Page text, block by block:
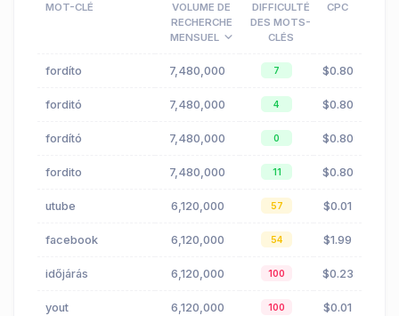
MOT-CLÉ
VOLUME DE
RECHERCHE
MENSUEL
DIFFICULTÉ
DES MOTS-
CLÉS
CPC
fordíto 7,480,000 7 $0.80
forditó 7,480,000 4 $0.80
fordító 7,480,000 0 $0.80
fordito 7,480,000 11 $0.80
utube 6,120,000 57 $0.01
facebook 6,120,000 54 $1.99
időjárás 6,120,000 100 $0.23
yout 6,120,000 100 $0.01